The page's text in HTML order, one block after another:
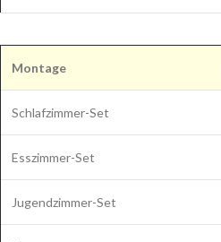
Montage
Schlafzimmer-Set
Esszimmer-Set
Jugendzimmer-Set